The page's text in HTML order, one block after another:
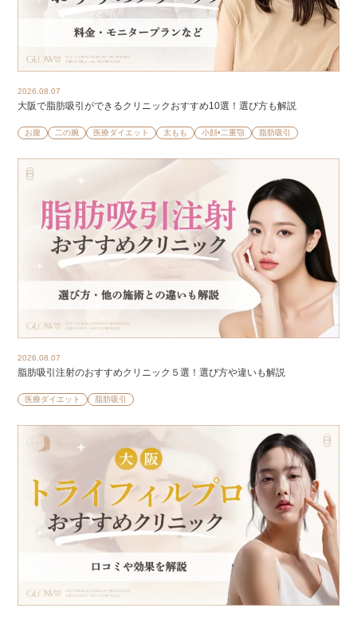
2026.08.07
大阪で脂肪吸引ができるクリニックおすすめ10選！選び方も解説
お腹 二の腕 医療ダイエット 太もも 小顔•二重顎 脂肪吸引
2026.08.07
脂肪吸引注射のおすすめクリニック５選！選び方や違いも解説
医療ダイエット 脂肪吸引